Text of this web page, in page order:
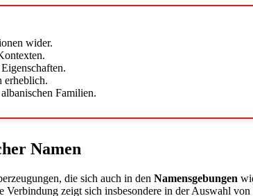
wider.
erheblich.
Familien.
Namen
die sich auch in den Namensgebungen
zeigt sich insbesondere in der Auswahl